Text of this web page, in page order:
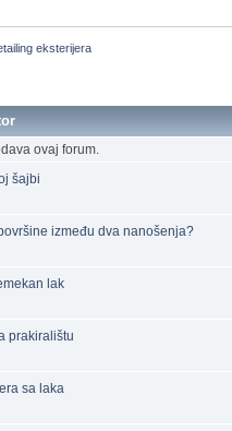
eksterijera
ovaj forum.
šajbi
između dva nanošenja?
lak
prakiralištu
sa laka